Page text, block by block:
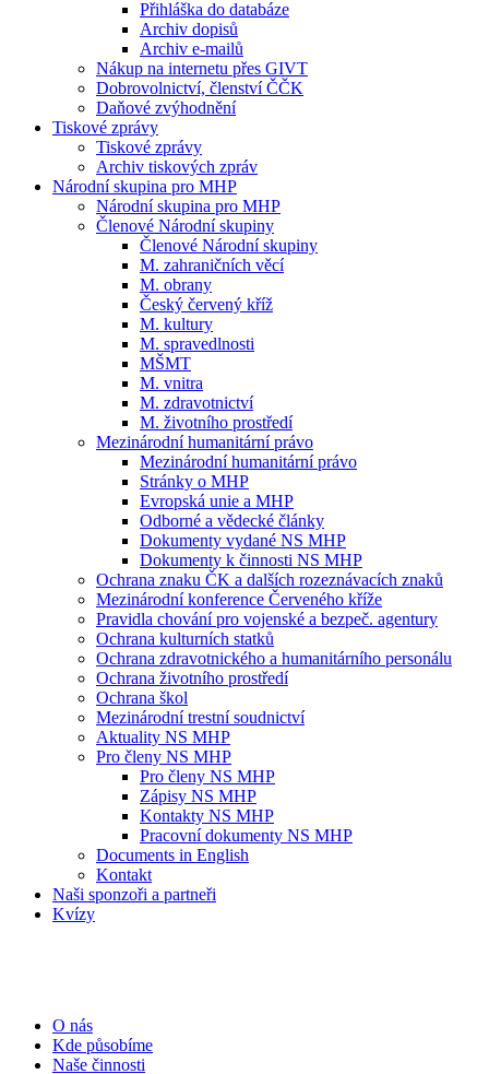
Přihláška do databáze
Archiv dopisů
Archiv e-mailů
Nákup na internetu přes GIVT
Dobrovolnictví, členství ČČK
Daňové zvýhodnění
Tiskové zprávy
Tiskové zprávy
Archiv tiskových zpráv
Národní skupina pro MHP
Národní skupina pro MHP
Členové Národní skupiny
Členové Národní skupiny
M. zahraničních věcí
M. obrany
Český červený kříž
M. kultury
M. spravedlnosti
MŠMT
M. vnitra
M. zdravotnictví
M. životního prostředí
Mezinárodní humanitární právo
Mezinárodní humanitární právo
Stránky o MHP
Evropská unie a MHP
Odborné a vědecké články
Dokumenty vydané NS MHP
Dokumenty k činnosti NS MHP
Ochrana znaku ČK a dalších rozeznávacích znaků
Mezinárodní konference Červeného kříže
Pravidla chování pro vojenské a bezpeč. agentury
Ochrana kulturních statků
Ochrana zdravotnického a humanitárního personálu
Ochrana životního prostředí
Ochrana škol
Mezinárodní trestní soudnictví
Aktuality NS MHP
Pro členy NS MHP
Pro členy NS MHP
Zápisy NS MHP
Kontakty NS MHP
Pracovní dokumenty NS MHP
Documents in English
Kontakt
Naši sponzoři a partneři
Kvízy
O nás
Kde působíme
Naše činnosti